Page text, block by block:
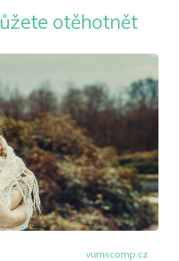
otěhotnět
vumscomp.cz